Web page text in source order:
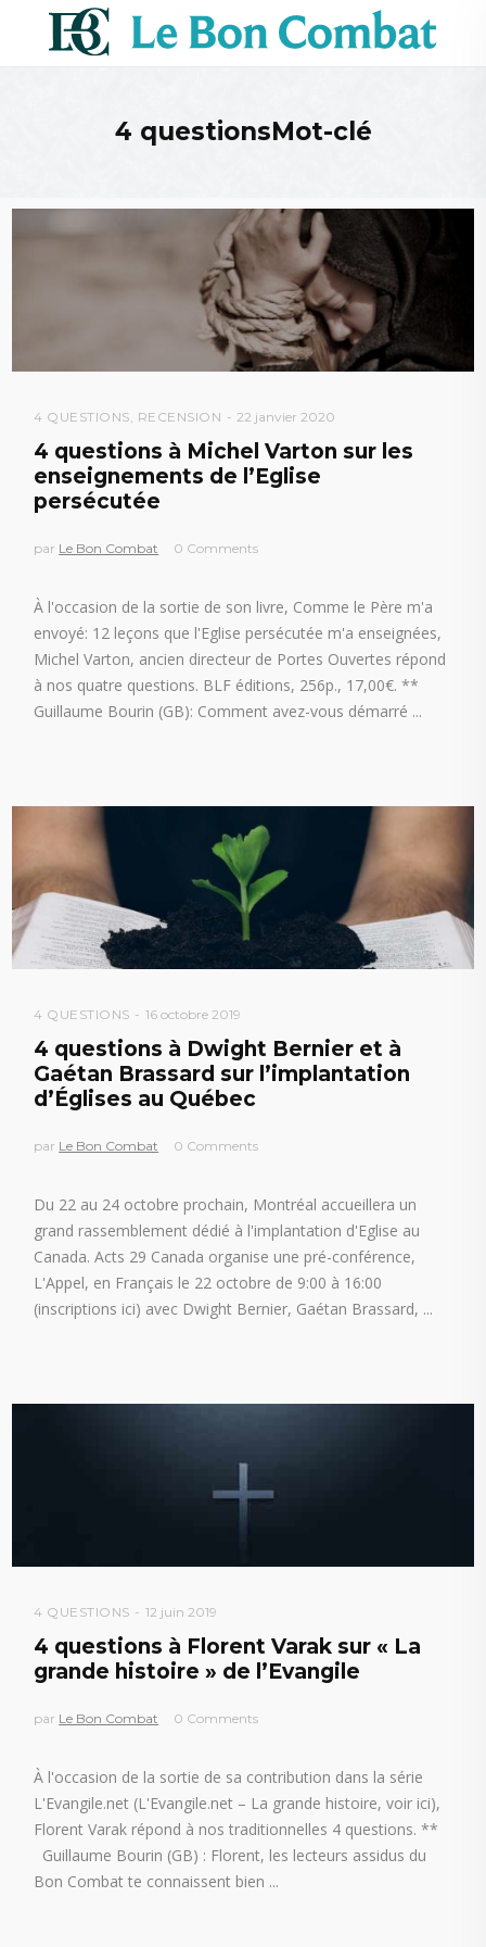
4 questionsMot-clé
4 QUESTIONS, RECENSION 22 janvier 2020
4 questions à Michel Varton sur les
enseignements de l’Eglise
persécutée
par Le Bon Combat 0 Comments
À l'occasion de la sortie de son livre, Comme le Père m'a
envoyé: 12 leçons que l'Eglise persécutée m'a enseignées,
Michel Varton, ancien directeur de Portes Ouvertes répond
à nos quatre questions. BLF éditions, 256p., 17,00€. **
Guillaume Bourin (GB): Comment avez-vous démarré
4 QUESTIONS 16 octobre 2019
4 questions à Dwight Bernier et à
Gaétan Brassard sur l’implantation
d’Églises au Québec
par Le Bon Combat 0 Comments
Du 22 au 24 octobre prochain, Montréal accueillera un
grand rassemblement dédié à l'implantation d'Eglise au
Canada. Acts 29 Canada organise une pré-conférence,
L'Appel, en Français le 22 octobre de 9:00 à 16:00
(inscriptions ici) avec Dwight Bernier, Gaétan Brassard,
4 QUESTIONS 12 juin 2019
4 questions à Florent Varak sur « La
grande histoire » de l’Evangile
par Le Bon Combat 0 Comments
À l'occasion de la sortie de sa contribution dans la série
L'Evangile.net (L'Evangile.net – La grande histoire, voir ici),
Florent Varak répond à nos traditionnelles 4 questions. **
Guillaume Bourin (GB) : Florent, les lecteurs assidus du
Bon Combat te connaissent bien